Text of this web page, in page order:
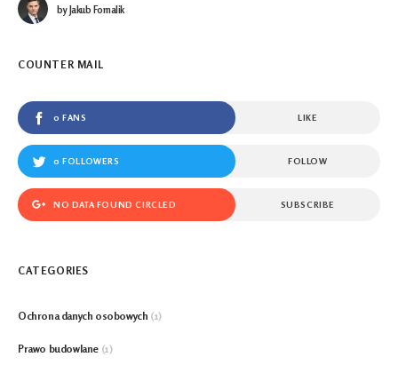
byJakub Fornalik
COUNTER MAIL
0 FANS LIKE
0 FOLLOWERS FOLLOW
NO DATA FOUND CIRCLED SUBSCRIBE
CATEGORIES
Ochrona danych osobowych (1)
Prawo budowlane (1)